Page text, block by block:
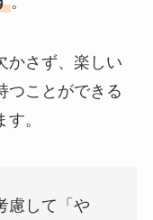
かさず、楽しい
つことができる
。
慮して「や